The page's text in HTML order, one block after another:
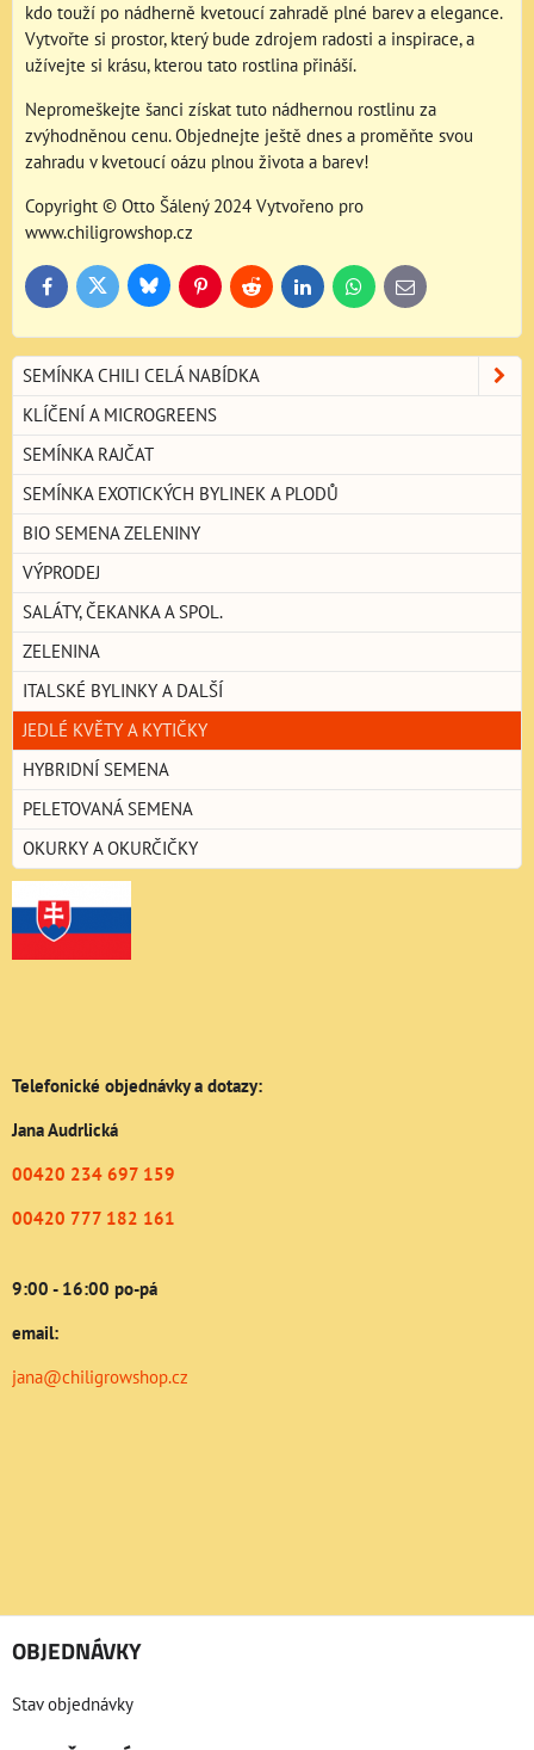
kdo touží po nádherně kvetoucí zahradě plné barev a elegance.
Vytvořte si prostor, který bude zdrojem radosti a inspirace, a
užívejte si krásu, kterou tato rostlina přináší.
Nepromeškejte šanci získat tuto nádhernou rostlinu za
zvýhodněnou cenu. Objednejte ještě dnes a proměňte svou
zahradu v kvetoucí oázu plnou života a barev!
Copyright © Otto Šálený 2024 Vytvořeno pro
www.chiligrowshop.cz
FacebookTwitter BlueskyPinterestReddit LinkedInWhatsApp
E-
mail
SEMÍNKA CHILI CELÁ NABÍDKA
KLÍČENÍ A MICROGREENS
SEMÍNKA RAJČAT
SEMÍNKA EXOTICKÝCH BYLINEK A PLODŮ
BIO SEMENA ZELENINY
VÝPRODEJ
SALÁTY, ČEKANKA A SPOL.
ZELENINA
ITALSKÉ BYLINKY A DALŠÍ
JEDLÉ KVĚTY A KYTIČKY
HYBRIDNÍ SEMENA
PELETOVANÁ SEMENA
OKURKY A OKURČIČKY
Telefonické objednávky a dotazy:
Jana Audrlická
00420 234 697 159
00420 777 182 161
9:00 - 16:00 po-pá
email:
jana@chiligrowshop.cz
OBJEDNÁVKY
Stav objednávky